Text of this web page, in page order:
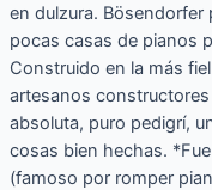
en dulzura. Bösendorfer
pocas casas de pianos
Construido en la más
artesanos
absoluta, puro pedigrí,
cosas bien hechas.
(famoso por romper